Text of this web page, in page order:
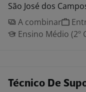
São José dos
A combinar
Ensino Médio (2º
Técnico De